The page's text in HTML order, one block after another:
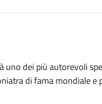
uno dei più autorevoli
di fama mondiale